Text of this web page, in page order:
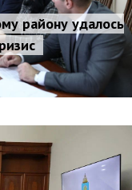
району удалось